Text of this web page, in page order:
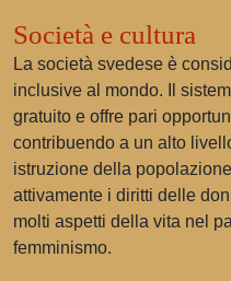
Società e cultura
La società svedese è
inclusive al mondo. Il
gratuito e offre pari
contribuendo a un alto
istruzione della
attivamente i diritti delle
molti aspetti della vita nel
femminismo.